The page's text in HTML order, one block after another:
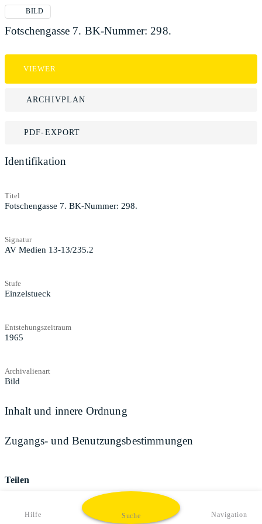
BILD
Fotschengasse 7. BK-Nummer: 298.
VIEWER
ARCHIVPLAN
PDF-EXPORT
Identifikation
Titel
Fotschengasse 7. BK-Nummer: 298.
Signatur
AV Medien 13-13/235.2
Stufe
Einzelstueck
Entstehungszeitraum
1965
Archivalienart
Bild
Inhalt und innere Ordnung
Zugangs- und Benutzungsbestimmungen
Teilen
Hilfe Suche Navigation